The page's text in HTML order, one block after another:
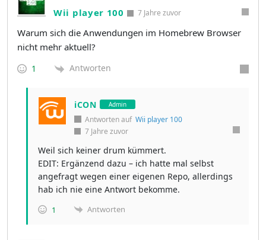
Wii player 100 7 Jahre zuvor
Warum sich die Anwendungen im Homebrew Browser
nicht mehr aktuell?
1 Antworten
iCON Admin
Antworten auf Wii player 100
7 Jahre zuvor
Weil sich keiner drum kümmert.
EDIT: Ergänzend dazu – ich hatte mal selbst
angefragt wegen einer eigenen Repo, allerdings
hab ich nie eine Antwort bekomme.
1 Antworten